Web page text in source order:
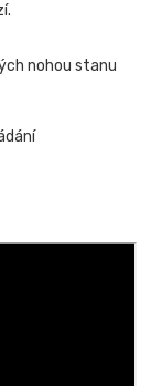
nohou stanu